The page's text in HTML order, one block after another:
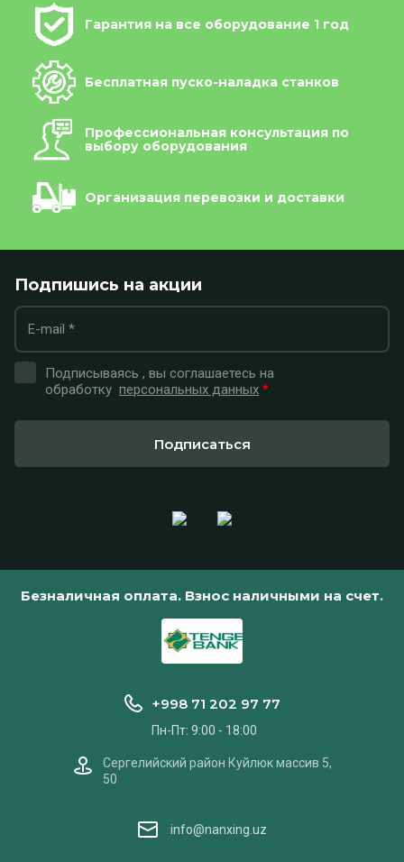
Гарантия на все оборудование 1 год
Бесплатная пуско-наладка станков
Профессиональная консультация по
выбору оборудования
Организация перевозки и доставки
Подпишись на акции
Подписываясь , вы соглашаетесь на
обработку персональных данных *
Подписаться
Безналичная оплата. Взнос наличными на счет.
+998 71 202 97 77
Пн-Пт: 9:00 - 18:00
Сергелийский район Куйлюк массив 5,
50
info@nanxing.uz